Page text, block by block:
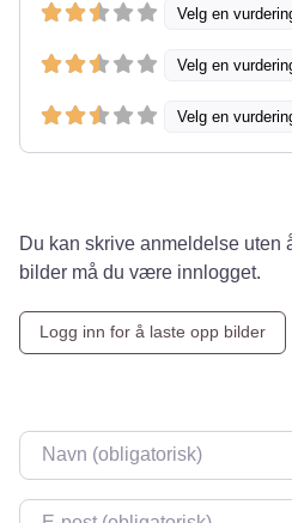
Velg en
Velg en
Velg en
Du kan skrive anmeldelse uten
bilder må du være innlogget.
Logg inn for å laste opp bilder
Navn
E-post